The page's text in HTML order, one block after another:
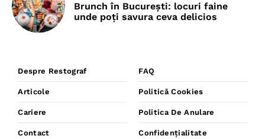
Brunch în București: locuri faine
unde poţi savura ceva delicios
Despre Restograf
Articole
Cariere
Contact
FAQ
Politică Cookies
Politica De Anulare
Confidențialitate